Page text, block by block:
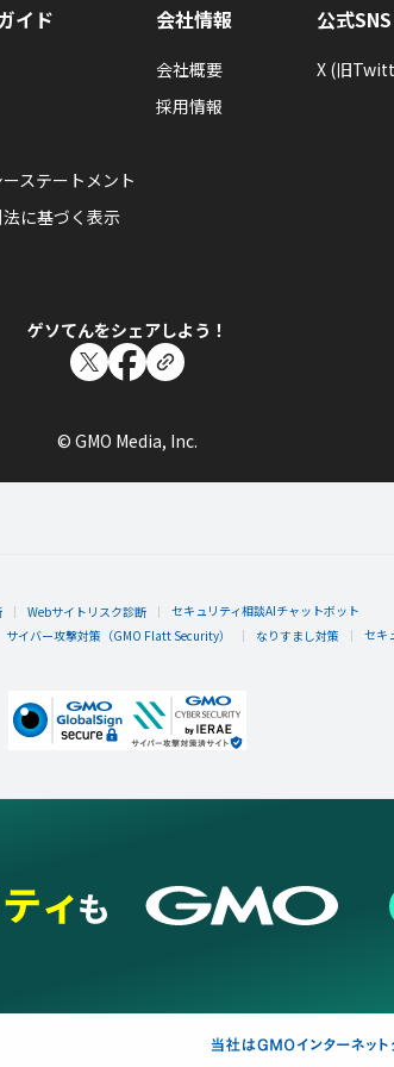
イド
ステートメント
に基づく表示
会社情報
会社概要
採用情報
公式SNS
X (旧
ゲソてんをシェアしよう！
© GMO Media, Inc.
Webサイトリスク診断
セキュリティ相談AIチャットボット
サイバー攻撃対策（GMO Flatt Security） なりすまし対策 セキ